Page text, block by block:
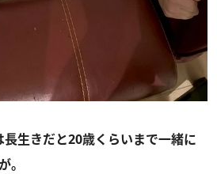
生きだと20歳くらいまで一緒に
。